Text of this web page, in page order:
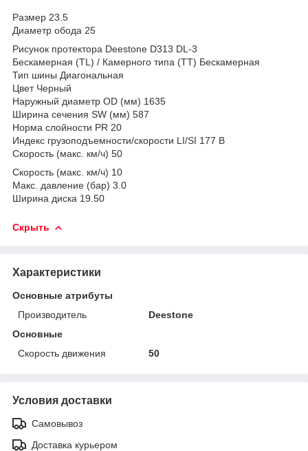
Размер 23.5
Диаметр обода 25
Рисунок протектора Deestone D313 DL-3
Бескамерная (TL) / Камерного типа (TT) Бескамерная
Тип шины Диагональная
Цвет Черный
Наружный диаметр OD (мм) 1635
Ширина сечения SW (мм) 587
Норма слойности PR 20
Индекс грузоподъемности/скорости LI/SI 177 B
Скорость (макс. км/ч) 50
Скорость (макс. км/ч) 10
Макс. давление (бар) 3.0
Ширина диска 19.50
Скрыть
Характеристики
Основные атрибуты
Производитель
Deestone
Основные
Скорость движения
50
Условия доставки
Самовывоз
Доставка курьером